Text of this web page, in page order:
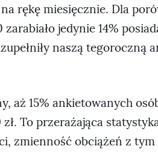
na rękę miesięcznie. Dla
jedynie 14%
naszą tegoroczną
aż 15% ankietowanych
To przerażająca
zmienność obciążeń z